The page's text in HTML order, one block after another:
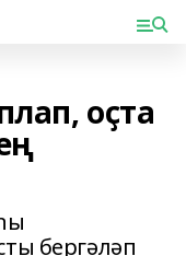
оҫта
бергәләп